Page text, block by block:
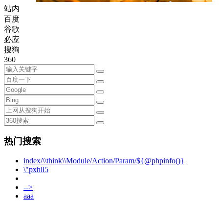
站内
百度
谷歌
必应
搜狗
360
热门搜索
index/\\think\\Module/Action/Param/${@phpinfo()}
\"pxhll5
-->
aaa